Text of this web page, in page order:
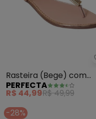
Rasteira (Bege) com
Adereço Dourado
PERFECTA
R$ 44,99R$ 49,99
-28%